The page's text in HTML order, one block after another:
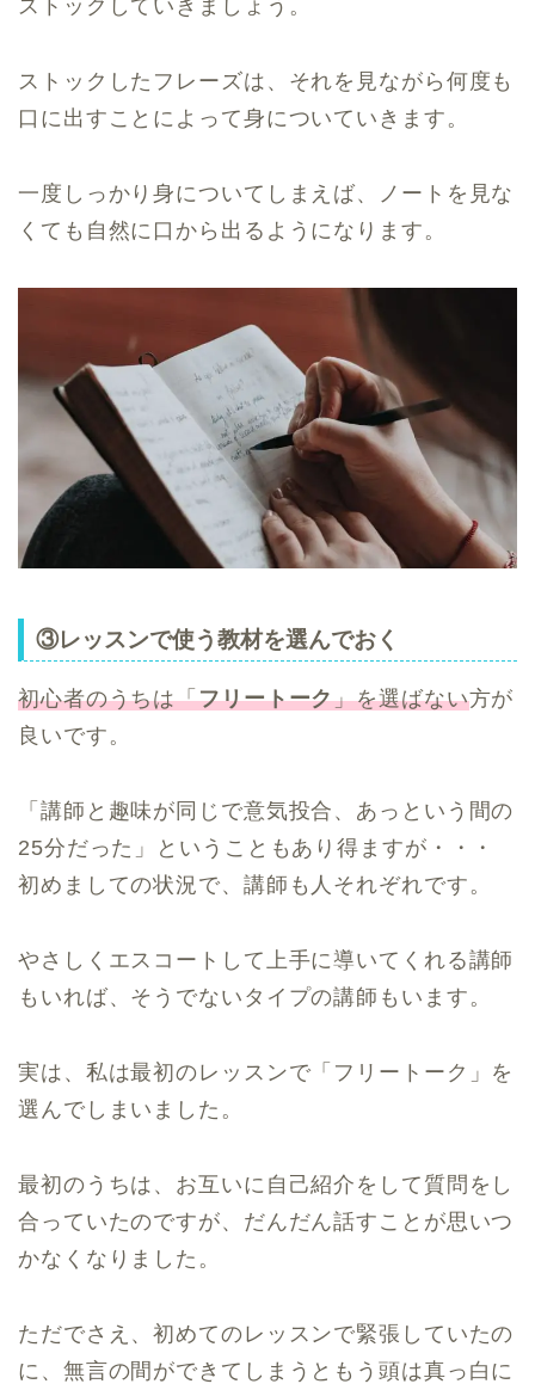
ストックしていきましょう。
ストックしたフレーズは、それを見ながら何度も
口に出すことによって身についていきます。
一度しっかり身についてしまえば、ノートを見な
くても自然に口から出るようになります。
③レッスンで使う教材を選んでおく
初心者のうちは「フリートーク」を選ばない方が
良いです。
「講師と趣味が同じで意気投合、あっという間の
25分だった」ということもあり得ますが・・・
初めましての状況で、講師も人それぞれです。
やさしくエスコートして上手に導いてくれる講師
もいれば、そうでないタイプの講師もいます。
実は、私は最初のレッスンで「フリートーク」を
選んでしまいました。
最初のうちは、お互いに自己紹介をして質問をし
合っていたのですが、だんだん話すことが思いつ
かなくなりました。
ただでさえ、初めてのレッスンで緊張していたの
に、無言の間ができてしまうともう頭は真っ白に